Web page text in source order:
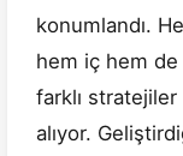
konumlandı.
hem iç hem de
farklı
alıyor.